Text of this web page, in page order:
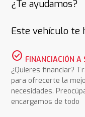
¿Te ayudamos?
Este vehículo te
check_circle FINANCIACIÓN A
¿Quieres financiar?
para ofrecerte la
necesidades.
encargamos de todo